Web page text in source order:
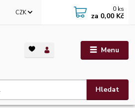
Menu
CZK
Hledat
0 ks
za 0,00 Kč